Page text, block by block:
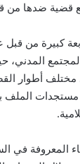
قضية ضدها من
كبيرة من قبل
مختلف أطوار
مستجدات
المعروفة في